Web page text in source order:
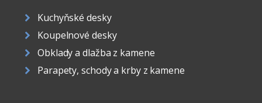
Kuchyňské desky
Koupelnové desky
Obklady a dlažba z kamene
Parapety, schody a krby z kamene